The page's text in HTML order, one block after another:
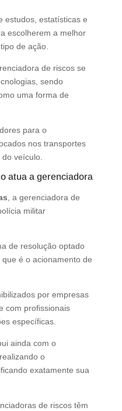
estudos, estatísticas e
escolherem a melhor
de ação.
de riscos se
sendo
uma forma de
para o
nos transportes
veículo.
atua a gerenciadora
, a gerenciadora de
militar
de resolução optado
é o acionamento de
por empresas
com profissionais
específicas.
ainda com o
o
exatamente sua
de riscos têm